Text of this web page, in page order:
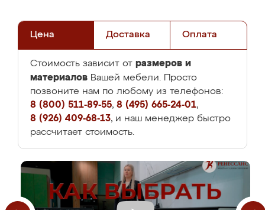
Цена Доставка Оплата
Стоимость зависит от размеров и
материалов Вашей мебели. Просто
позвоните нам по любому из телефонов:
8 (800) 511-89-55, 8 (495) 665-24-01,
8 (926) 409-68-13, и наш менеджер быстро
рассчитает стоимость.